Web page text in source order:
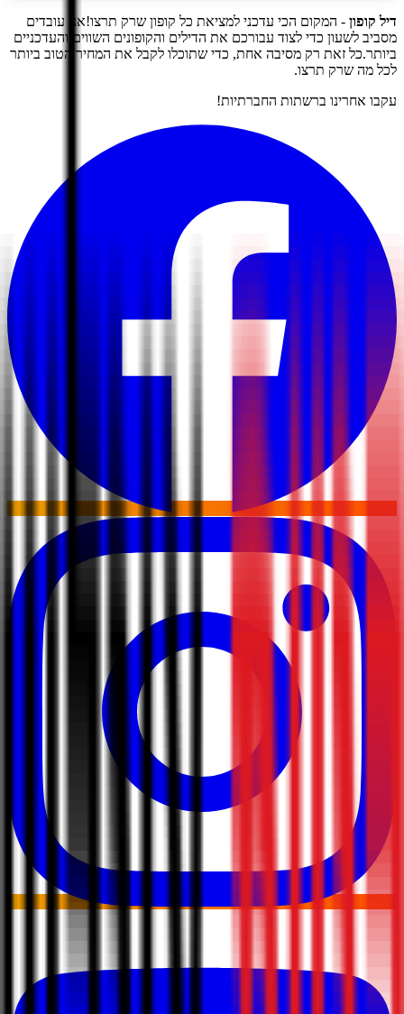
דיל קופון - המקום הכי עדכני למציאת כל קופון שרק תרצו!אנו עובדים
מסביב לשעון כדי לצוד עבורכם את הדילים והקופונים השווים והעדכניים
ביותר.כל זאת רק מסיבה אחת, כדי שתוכלו לקבל את המחיר הטוב ביותר
לכל מה שרק תרצו.
עקבו אחרינו ברשתות החברתיות!